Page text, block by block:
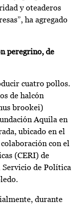
y oteaderos
ha agregado
peregrino, de
cuatro pollos.
de halcón
brookei)
Aquila en
ubicado en el
con el
(CERI) de
Servicio de Política
durante